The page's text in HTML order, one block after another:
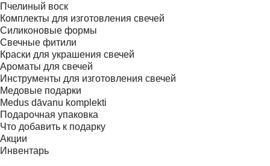
Пчелиный воск
Комплекты для изготовления свечей
Силиконовые формы
Свечные фитили
Краски для украшения свечей
Ароматы для свечей
Инструменты для изготовления свечей
Медовые подарки
Medus dāvanu komplekti
Подарочная упаковка
Что добавить к подарку
Акции
Инвентарь